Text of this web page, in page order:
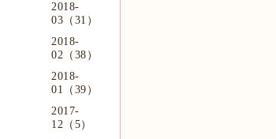
2018-
03（31）
2018-
02（38）
2018-
01（39）
2017-
12（5）